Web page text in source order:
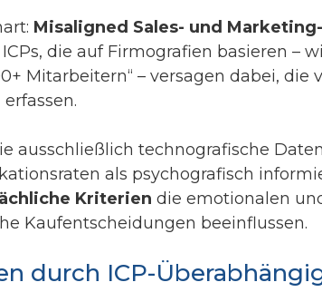
Misaligned Sales- und
die auf Firmografien basieren –
Mitarbeitern“ – versagen dabei, die
ausschließlich technografische
als psychografisch
Kriterien die emotionalen
Kaufentscheidungen beeinflussen.
durch ICP-